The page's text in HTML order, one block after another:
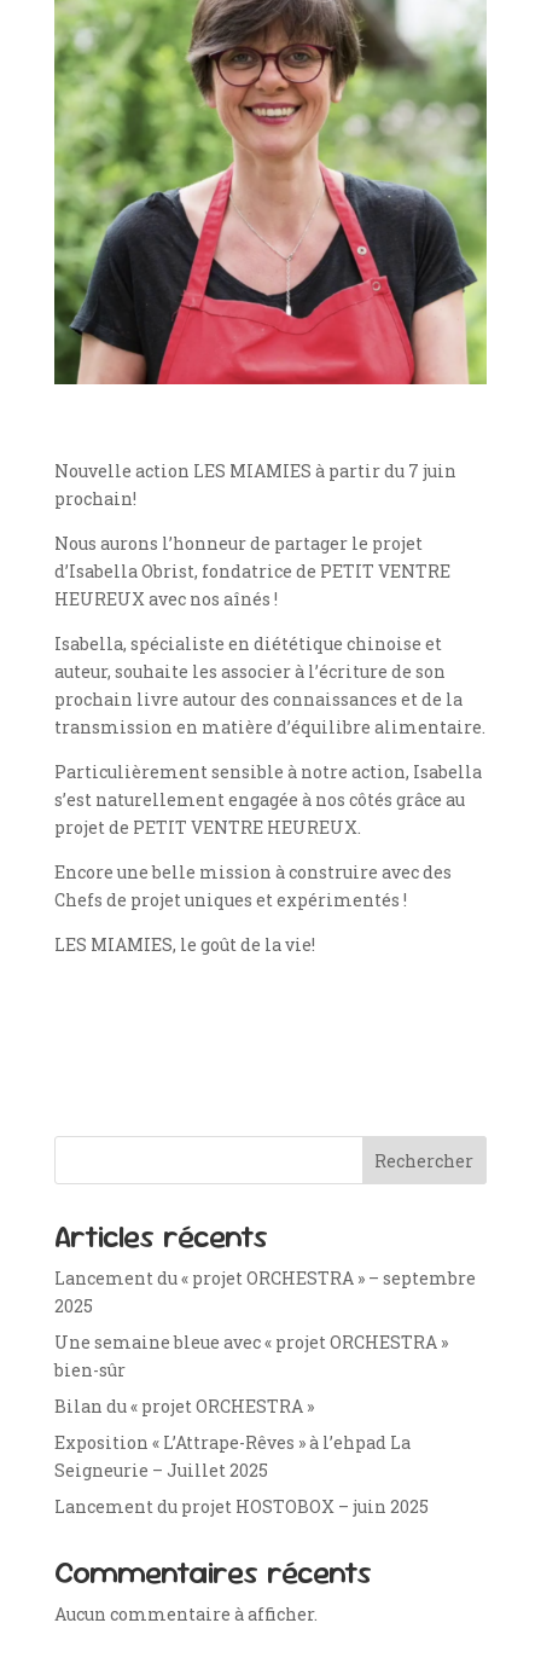
Nouvelle action LES MIAMIES à partir du 7 juin
prochain!
Nous aurons l’honneur de partager le projet
d’Isabella Obrist, fondatrice de PETIT VENTRE
HEUREUX avec nos aînés !
Isabella, spécialiste en diététique chinoise et
auteur, souhaite les associer à l’écriture de son
prochain livre autour des connaissances et de la
transmission en matière d’équilibre alimentaire.
Particulièrement sensible à notre action, Isabella
s’est naturellement engagée à nos côtés grâce au
projet de PETIT VENTRE HEUREUX.
Encore une belle mission à construire avec des
Chefs de projet uniques et expérimentés !
LES MIAMIES, le goût de la vie!
Rechercher
Articles récents
Lancement du « projet ORCHESTRA » – septembre
2025
Une semaine bleue avec « projet ORCHESTRA »
bien-sûr
Bilan du « projet ORCHESTRA »
Exposition « L’Attrape-Rêves » à l’ehpad La
Seigneurie – Juillet 2025
Lancement du projet HOSTOBOX – juin 2025
Commentaires récents
Aucun commentaire à afficher.